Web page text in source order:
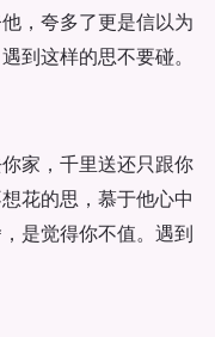
，夸多了更是信以为
到这样的思不要碰。
家，千里送还只跟你
花的思，慕于他心中
是觉得你不值。遇到